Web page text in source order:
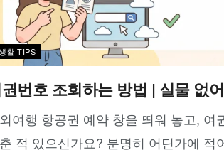
활 TIPS
번호 조회하는 방법 | 실물 없
여행 항공권 예약 창을 띄워 놓고, 여
적 있으신가요? 분명히 어딘가에 적